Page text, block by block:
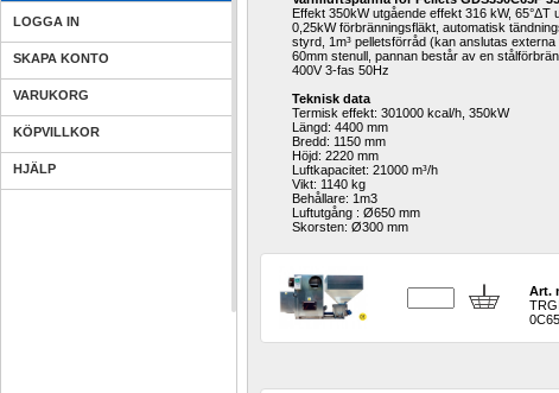
LOGGA IN
SKAPA KONTO
VARUKORG
KÖPVILLKOR
HJÄLP
Effekt 350kW utgående effekt 316 kW,
0,25kW förbränningsfläkt, automatisk
styrd, 1m³ pelletsförråd (kan anslutas
60mm stenull, pannan består av en
400V 3-fas 50Hz
Teknisk data
Termisk effekt: 301000 kcal/h, 350kW
Längd: 4400 mm
Bredd: 1150 mm
Höjd: 2220 mm
Luftkapacitet: 21000 m³/h
Vikt: 1140 kg
Behållare: 1m3
Luftutgång : Ø650 mm
Skorsten: Ø300 mm
Art.